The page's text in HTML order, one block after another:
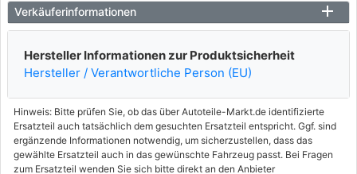
350Z Coupe (Z33)
3.5
221 / 301
09/2002 - 12/2008
3144ABZ
NISSAN
350Z Roadster (Z33)
Verkäuferinformationen
Hersteller Informationen zur Produktsicherheit
Hersteller / Verantwortliche Person (EU)
Hinweis: Bitte prüfen Sie, ob das über Autoteile-Markt.de identifizierte
Ersatzteil auch tatsächlich dem gesuchten Ersatzteil entspricht. Ggf. sind
ergänzende Informationen notwendig, um sicherzustellen, dass das
gewählte Ersatzteil auch in das gewünschte Fahrzeug passt. Bei Fragen
zum Ersatzteil wenden Sie sich bitte direkt an den Anbieter